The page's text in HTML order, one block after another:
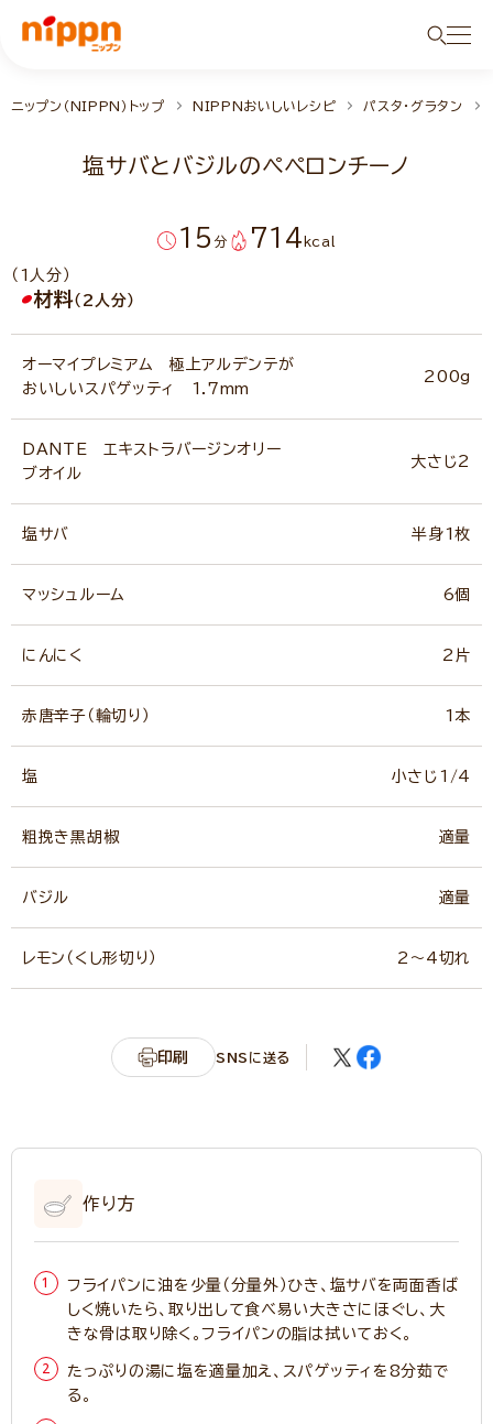
ニップン（NIPPN）トップ NIPPNおいしいレシピ パスタ・グラタン
塩サバとバジルのペペロンチーノ
15 分 714 kcal
（1人分）
材料（2人分）
オーマイプレミアム 極上アルデンテが
おいしいスパゲッティ 1.7mm
200g
DANTE エキストラバージンオリー
ブオイル
大さじ2
塩サバ 半身1枚
マッシュルーム 6個
にんにく 2片
赤唐辛子（輪切り） 1本
塩 小さじ1/4
粗挽き黒胡椒 適量
バジル 適量
レモン（くし形切り） 2～4切れ
印刷 SNSに送る
作り方
フライパンに油を少量（分量外）ひき、塩サバを両面香ば
しく焼いたら、取り出して食べ易い大きさにほぐし、大
きな骨は取り除く。フライパンの脂は拭いておく。
たっぷりの湯に塩を適量加え、スパゲッティを8分茹で
る。